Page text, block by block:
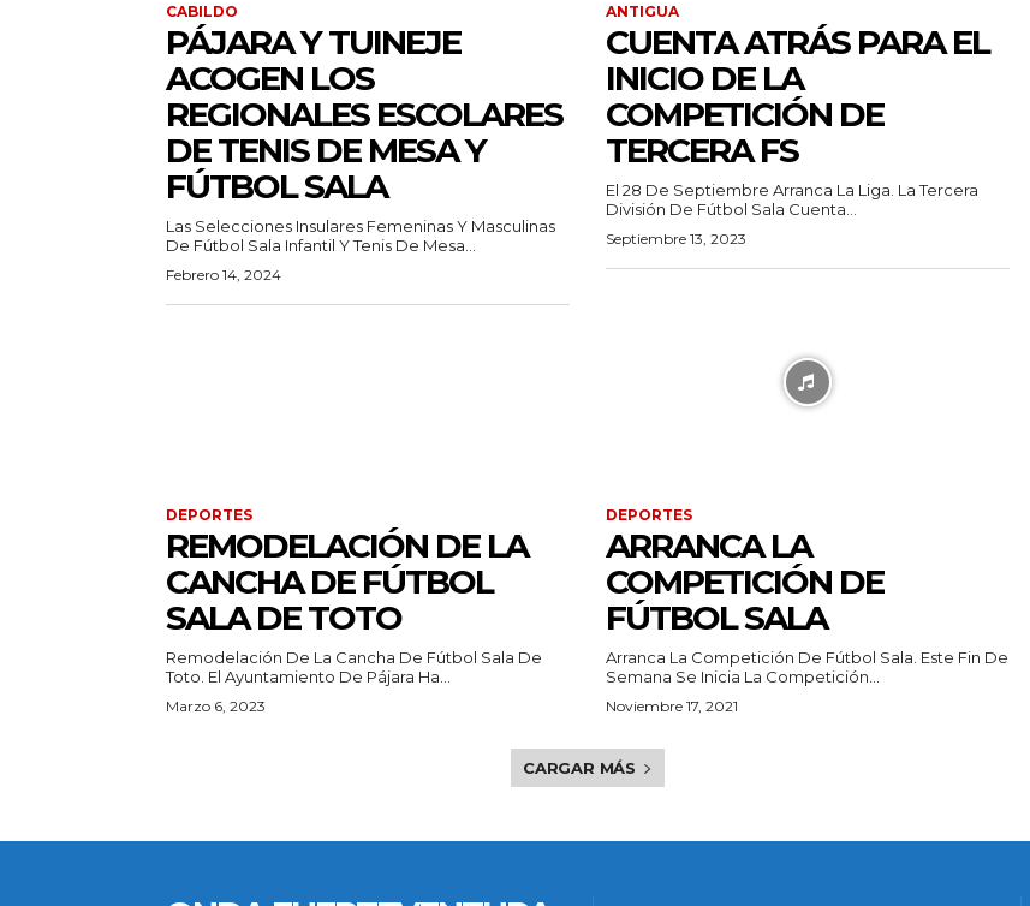
CABILDO
PÁJARA Y TUINEJE
ACOGEN LOS
REGIONALES ESCOLARES
DE TENIS DE MESA Y
FÚTBOL SALA
Las Selecciones Insulares Femeninas Y Masculinas
De Fútbol Sala Infantil Y Tenis De Mesa...
Febrero 14, 2024
ANTIGUA
CUENTA ATRÁS PARA EL
INICIO DE LA
COMPETICIÓN DE
TERCERA FS
El 28 De Septiembre Arranca La Liga. La Tercera
División De Fútbol Sala Cuenta...
Septiembre 13, 2023
DEPORTES
REMODELACIÓN DE LA
CANCHA DE FÚTBOL
SALA DE TOTO
Remodelación De La Cancha De Fútbol Sala De
Toto. El Ayuntamiento De Pájara Ha...
Marzo 6, 2023
DEPORTES
ARRANCA LA
COMPETICIÓN DE
FÚTBOL SALA
Arranca La Competición De Fútbol Sala. Este Fin De
Semana Se Inicia La Competición...
Noviembre 17, 2021
CARGAR MÁS